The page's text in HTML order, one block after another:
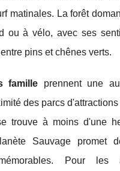
matinales. La forêt
ou à vélo, avec ses
pins et chênes verts.
famille prennent une
des parcs
trouve à moins d'une
Sauvage promet
Pour les